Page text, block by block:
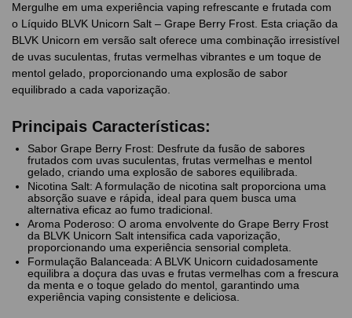
Mergulhe em uma experiência vaping refrescante e frutada com
o Líquido BLVK Unicorn Salt – Grape Berry Frost. Esta criação da
BLVK Unicorn em versão salt oferece uma combinação irresistível
de uvas suculentas, frutas vermelhas vibrantes e um toque de
mentol gelado, proporcionando uma explosão de sabor
equilibrado a cada vaporização.
Principais Características:
Sabor Grape Berry Frost: Desfrute da fusão de sabores
frutados com uvas suculentas, frutas vermelhas e mentol
gelado, criando uma explosão de sabores equilibrada.
Nicotina Salt: A formulação de nicotina salt proporciona uma
absorção suave e rápida, ideal para quem busca uma
alternativa eficaz ao fumo tradicional.
Aroma Poderoso: O aroma envolvente do Grape Berry Frost
da BLVK Unicorn Salt intensifica cada vaporização,
proporcionando uma experiência sensorial completa.
Formulação Balanceada: A BLVK Unicorn cuidadosamente
equilibra a doçura das uvas e frutas vermelhas com a frescura
da menta e o toque gelado do mentol, garantindo uma
experiência vaping consistente e deliciosa.